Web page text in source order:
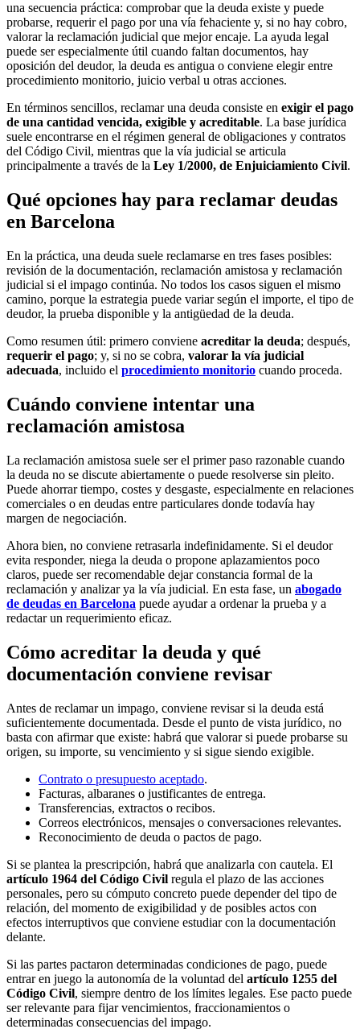
una secuencia práctica: comprobar que la deuda existe y puede
probarse, requerir el pago por una vía fehaciente y, si no hay cobro,
valorar la reclamación judicial que mejor encaje. La ayuda legal
puede ser especialmente útil cuando faltan documentos, hay
oposición del deudor, la deuda es antigua o conviene elegir entre
procedimiento monitorio, juicio verbal u otras acciones.
En términos sencillos, reclamar una deuda consiste en exigir el pago
de una cantidad vencida, exigible y acreditable. La base jurídica
suele encontrarse en el régimen general de obligaciones y contratos
del Código Civil, mientras que la vía judicial se articula
principalmente a través de la Ley 1/2000, de Enjuiciamiento Civil.
Qué opciones hay para reclamar deudas
en Barcelona
En la práctica, una deuda suele reclamarse en tres fases posibles:
revisión de la documentación, reclamación amistosa y reclamación
judicial si el impago continúa. No todos los casos siguen el mismo
camino, porque la estrategia puede variar según el importe, el tipo de
deudor, la prueba disponible y la antigüedad de la deuda.
Como resumen útil: primero conviene acreditar la deuda; después,
requerir el pago; y, si no se cobra, valorar la vía judicial
adecuada, incluido el procedimiento monitorio cuando proceda.
Cuándo conviene intentar una
reclamación amistosa
La reclamación amistosa suele ser el primer paso razonable cuando
la deuda no se discute abiertamente o puede resolverse sin pleito.
Puede ahorrar tiempo, costes y desgaste, especialmente en relaciones
comerciales o en deudas entre particulares donde todavía hay
margen de negociación.
Ahora bien, no conviene retrasarla indefinidamente. Si el deudor
evita responder, niega la deuda o propone aplazamientos poco
claros, puede ser recomendable dejar constancia formal de la
reclamación y analizar ya la vía judicial. En esta fase, un abogado
de deudas en Barcelona puede ayudar a ordenar la prueba y a
redactar un requerimiento eficaz.
Cómo acreditar la deuda y qué
documentación conviene revisar
Antes de reclamar un impago, conviene revisar si la deuda está
suficientemente documentada. Desde el punto de vista jurídico, no
basta con afirmar que existe: habrá que valorar si puede probarse su
origen, su importe, su vencimiento y si sigue siendo exigible.
Contrato o presupuesto aceptado.
Facturas, albaranes o justificantes de entrega.
Transferencias, extractos o recibos.
Correos electrónicos, mensajes o conversaciones relevantes.
Reconocimiento de deuda o pactos de pago.
Si se plantea la prescripción, habrá que analizarla con cautela. El
artículo 1964 del Código Civil regula el plazo de las acciones
personales, pero su cómputo concreto puede depender del tipo de
relación, del momento de exigibilidad y de posibles actos con
efectos interruptivos que conviene estudiar con la documentación
delante.
Si las partes pactaron determinadas condiciones de pago, puede
entrar en juego la autonomía de la voluntad del artículo 1255 del
Código Civil, siempre dentro de los límites legales. Ese pacto puede
ser relevante para fijar vencimientos, fraccionamientos o
determinadas consecuencias del impago.